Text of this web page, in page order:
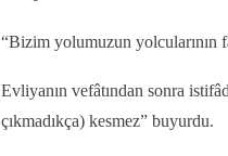
“Bizim yolumuzun yolcularının
Evliyanın vefâtından sonra
çıkmadıkça) kesmez” buyurdu.